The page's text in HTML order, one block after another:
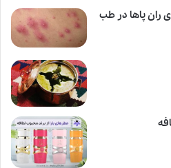
ران پاها در طب